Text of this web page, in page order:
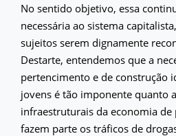
No sentido objetivo, essa
necessária ao sistema
sujeitos serem dignamente
Destarte, entendemos que a
pertencimento e de construção
jovens é tão imponente quanto
infraestruturais da economia de
fazem parte os tráficos de